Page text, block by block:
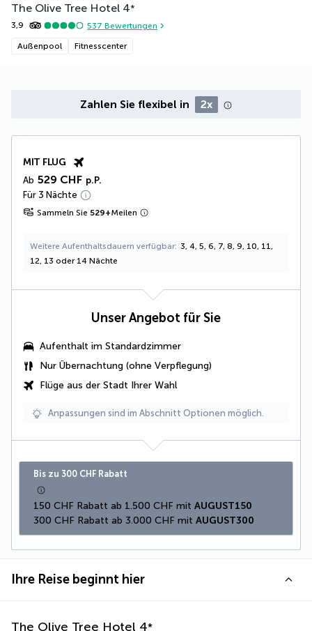
The Olive Tree Hotel 4*
3,9 537 Bewertungen
Außenpool Fitnesscenter
Zahlen Sie flexibel in 2x
MIT FLUG
Ab 529 CHF p.P.
Für 3 Nächte
Sammeln Sie 529+Meilen
Weitere Aufenthaltsdauern verfügbar 3, 4, 5, 6, 7, 8, 9, 10, 11,
12, 13 oder 14 Nächte
Unser Angebot für Sie
Aufenthalt im Standardzimmer
Nur Übernachtung (ohne Verpflegung)
Flüge aus der Stadt Ihrer Wahl
Anpassungen sind im Abschnitt Optionen möglich.
Bis zu 300 CHF Rabatt
150 CHF Rabatt ab 1.500 CHF mit AUGUST150
300 CHF Rabatt ab 3.000 CHF mit AUGUST300
Ihre Reise beginnt hier
The Olive Tree Hotel 4*